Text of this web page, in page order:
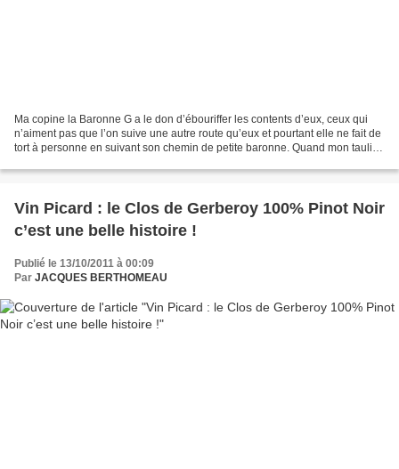
Ma copine la Baronne G a le don d’ébouriffer les contents d’eux, ceux qui
n’aiment pas que l’on suive une autre route qu’eux et pourtant elle ne fait de
tort à personne en suivant son chemin de petite baronne. Quand mon taulier,
Vin Picard : le Clos de Gerberoy 100% Pinot Noir
c’est une belle histoire !
Publié le 13/10/2011 à 00:09
Par JACQUES BERTHOMEAU